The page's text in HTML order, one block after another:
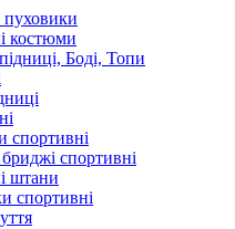
пуховики
костюми
Боді, Топи
спортивні
спортивні
штани
спортивні